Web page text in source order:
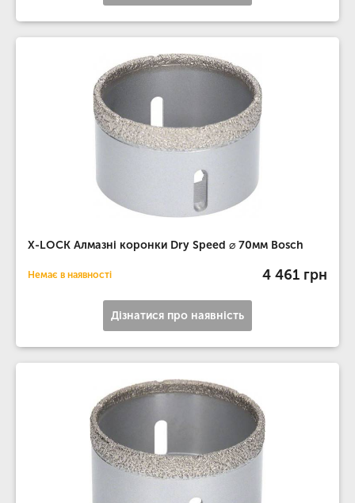
X-LOCK Алмазні коронки Dry Speed ​​⌀ 70мм Bosch
Немає в наявності 4 461 грн
Дізнатися про наявність